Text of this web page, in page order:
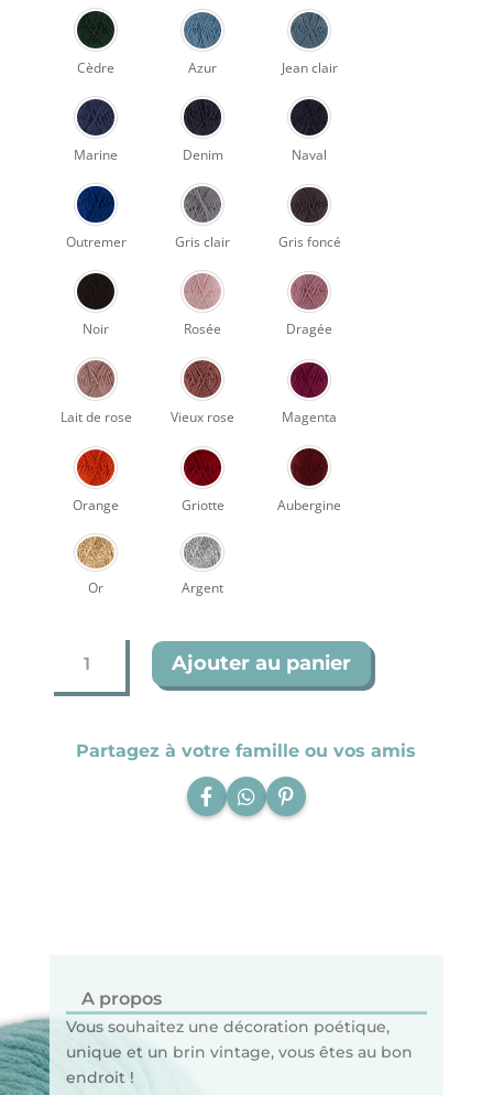
Cèdre Azur Jean clair
Marine Denim Naval
Outremer Gris clair Gris foncé
Noir Rosée Dragée
Lait de rose Vieux rose Magenta
Orange Griotte Aubergine
Or Argent
Trio
petits
Ajouter au panier
Partagez à votre famille ou vos amis
A propos
Vous souhaitez une décoration poétique,
unique et un brin vintage, vous êtes au bon
endroit !